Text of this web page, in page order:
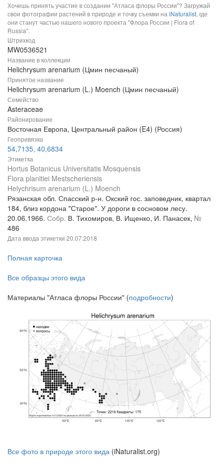
Хочешь принять участие в создании "Атласа флоры России"? Загружай
свои фотографии растений в природе и точку съемки на iNaturalist, где
они станут частью нашего нового проекта "Флора России | Flora of
Russia".
Штрихкод
MW0536521
Название в коллекции
Helichrysum arenarium (Цмин песчаный)
Принятое название
Helichrysum arenarium (L.) Moench (Цмин песчаный)
Семейство
Asteraceae
Районирование
Восточная Европа, Центральный район (E4) (Россия)
Геопривязка
54,7135, 40,6834
Этикетка
Hortus Botanicus Universitatis Mosquensis
Flora planitiei Mestscheriensis
Helychrisum arenarium (L.) Moench
Рязанская обл. Спасский р-н. Окский гос. заповедник, квартал
184, близ кордона "Старое". У дороги в сосновом лесу.
20.06.1966. Собр. В. Тихомиров, В. Ищенко, И. Панасек, №
486
Дата ввода этикетки 20.07.2018
Полная карточка
Все образцы этого вида
Материалы "Атласа флоры России" (подробности)
Все фото в природе этого вида (iNaturalist.org)